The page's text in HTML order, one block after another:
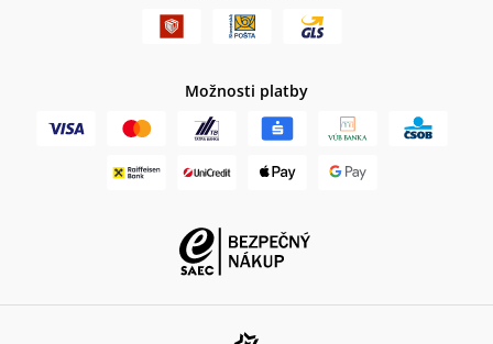
Možnosti platby